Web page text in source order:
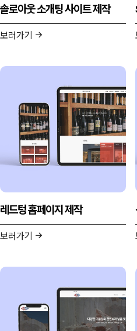
솔로아웃 소개팅 사이트 제작
보러가기
레드텅 홈페이지 제작
보러가기